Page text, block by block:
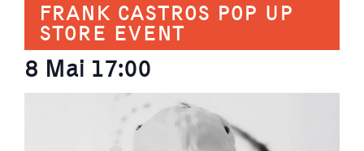
FRANK CASTROS POP UP
STORE EVENT
8 Mai 17:00